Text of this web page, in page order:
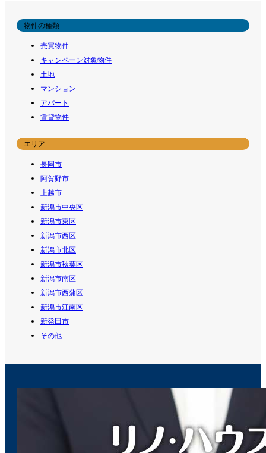
物件の種類
売買物件
キャンペーン対象物件
土地
マンション
アパート
賃貸物件
エリア
長岡市
阿賀野市
上越市
新潟市中央区
新潟市東区
新潟市西区
新潟市北区
新潟市秋葉区
新潟市南区
新潟市西蒲区
新潟市江南区
新発田市
その他